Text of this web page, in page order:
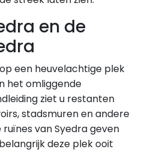
en de
een heuvelachtige plek
het omliggende
ziet u restanten
stadsmuren en andere
van Syedra geven
deze plek ooit